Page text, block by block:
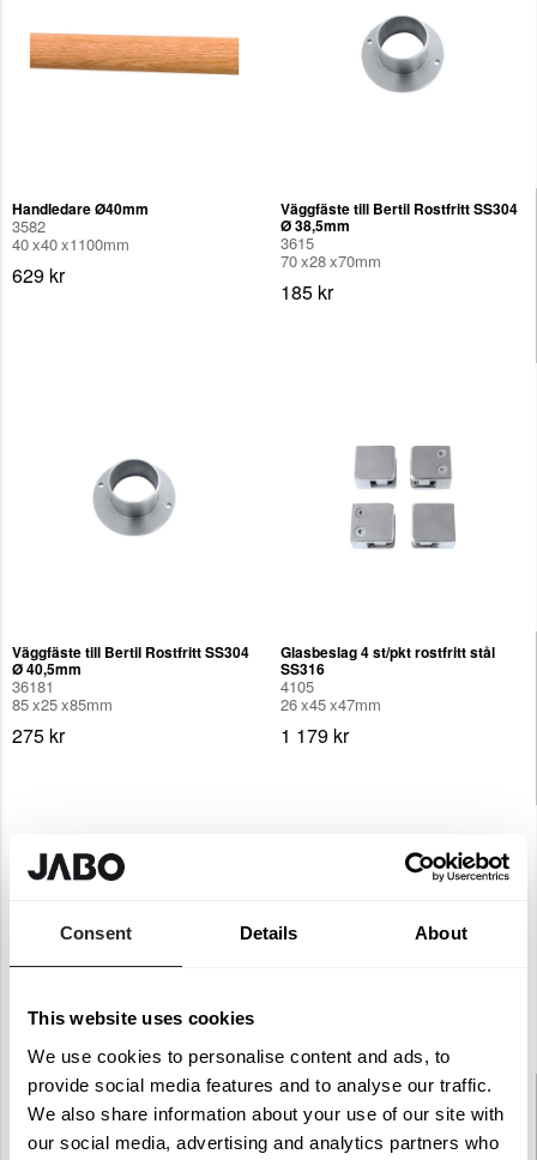
Consent Details About
This website uses cookies
We use cookies to personalise content and ads, to
provide social media features and to analyse our traffic.
We also share information about your use of our site with
our social media, advertising and analytics partners who
Handledare Ø40mm
3582
40 40 1100mm
629 kr
Väggfäste till Bertil Rostfritt SS304
Ø 38,5mm
3615
70 28 70mm
185 kr
Väggfäste till Bertil Rostfritt SS304
Ø 40,5mm
36181
85 25 85mm
275 kr
Glasbeslag 4 st/pkt rostfritt stål
SS316
4105
26 45 47mm
1 179 kr
Glasskiva Bertil klar 110x85 cm
3596
Glasskiva Bertil special Klar
BxH850 mm
4597
1 850 8.76mm